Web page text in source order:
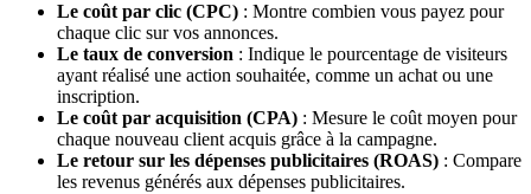
Le coût par clic (CPC) : Montre combien vous payez pour
chaque clic sur vos annonces.
Le taux de conversion : Indique le pourcentage de visiteurs
ayant réalisé une action souhaitée, comme un achat ou une
inscription.
Le coût par acquisition (CPA) : Mesure le coût moyen pour
chaque nouveau client acquis grâce à la campagne.
Le retour sur les dépenses publicitaires (ROAS) : Compare
les revenus générés aux dépenses publicitaires.